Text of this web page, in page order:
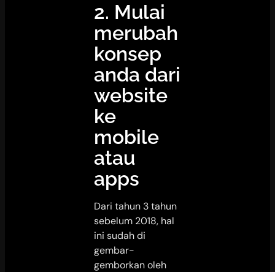
2. Mulai
merubah
konsep
anda dari
website
ke
mobile
atau
apps
Dari tahun 3 tahun
sebelum 2018, hal
ini sudah di
gembar-
gemborkan oleh